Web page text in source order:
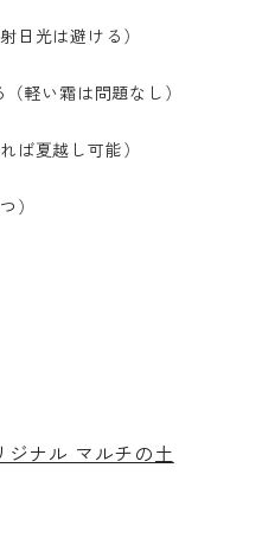
日光は避ける）
軽い霜は問題なし）
ば夏越し可能）
）
ナル マルチの土